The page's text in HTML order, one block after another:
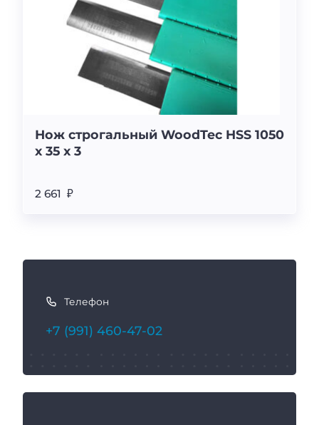
Нож строгальный WoodTec HSS 1050
х 35 х 3
2 661 ₽
з
а
Телефон
+7 (991) 460-47-02